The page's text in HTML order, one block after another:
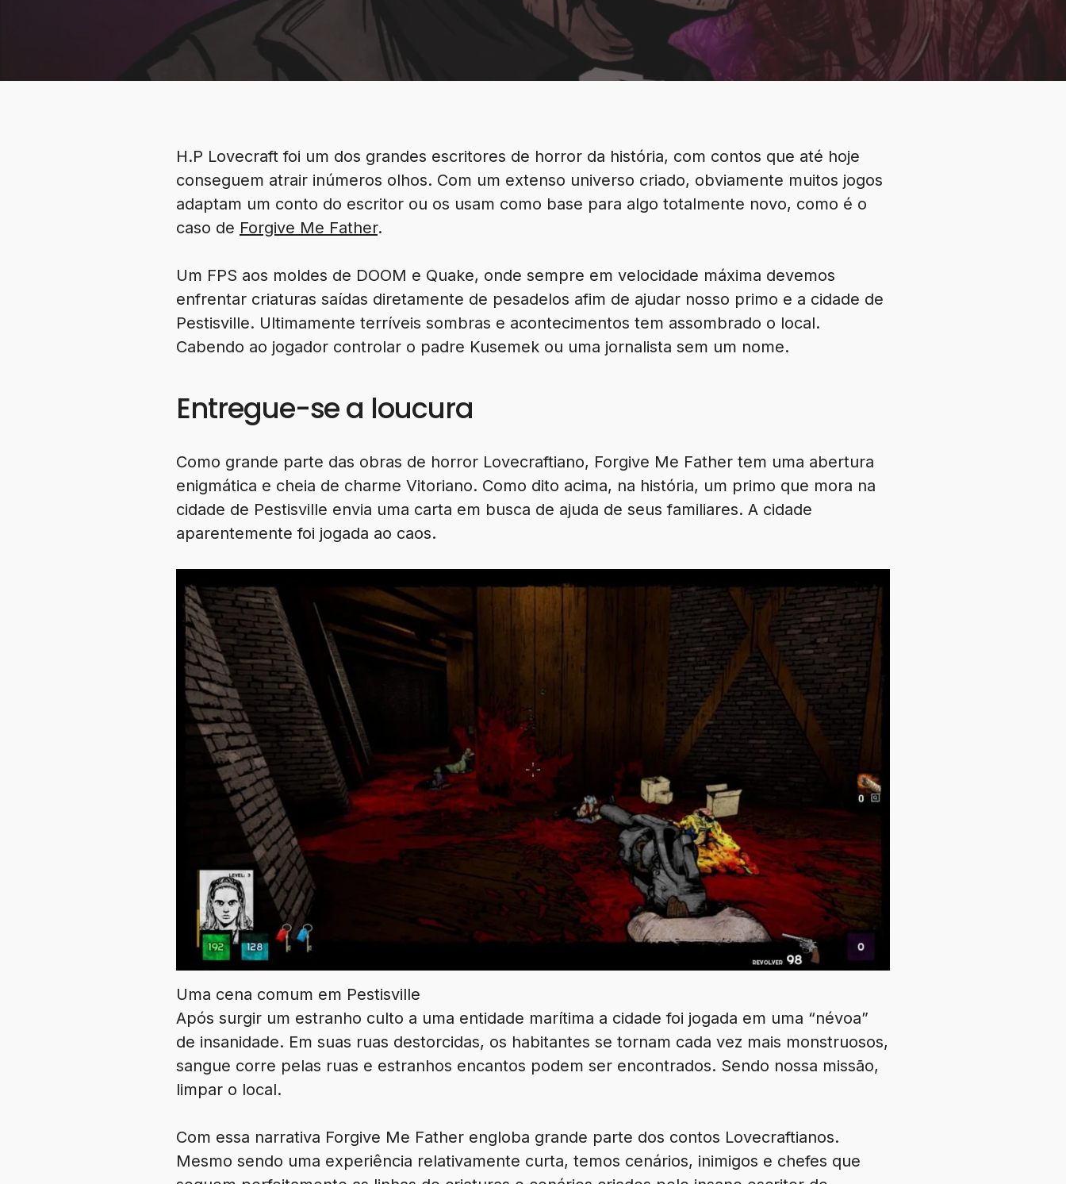
H.P Lovecraft foi um dos grandes escritores de horror da história, com contos que até hoje
conseguem atrair inúmeros olhos. Com um extenso universo criado, obviamente muitos jogos
adaptam um conto do escritor ou os usam como base para algo totalmente novo, como é o
caso de Forgive Me Father.
Um FPS aos moldes de DOOM e Quake, onde sempre em velocidade máxima devemos
enfrentar criaturas saídas diretamente de pesadelos afim de ajudar nosso primo e a cidade de
Pestisville. Ultimamente terríveis sombras e acontecimentos tem assombrado o local.
Cabendo ao jogador controlar o padre Kusemek ou uma jornalista sem um nome.
Entregue-se a loucura
Como grande parte das obras de horror Lovecraftiano, Forgive Me Father tem uma abertura
enigmática e cheia de charme Vitoriano. Como dito acima, na história, um primo que mora na
cidade de Pestisville envia uma carta em busca de ajuda de seus familiares. A cidade
aparentemente foi jogada ao caos.
Uma cena comum em Pestisville
Após surgir um estranho culto a uma entidade marítima a cidade foi jogada em uma “névoa”
de insanidade. Em suas ruas destorcidas, os habitantes se tornam cada vez mais monstruosos,
sangue corre pelas ruas e estranhos encantos podem ser encontrados. Sendo nossa missão,
limpar o local.
Com essa narrativa Forgive Me Father engloba grande parte dos contos Lovecraftianos.
Mesmo sendo uma experiência relativamente curta, temos cenários, inimigos e chefes que